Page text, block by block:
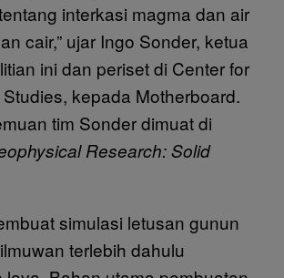
interkasi magma dan air
cair,” ujar Ingo Sonder, ketua
ini dan periset di Center for
kepada Motherboard.
tim Sonder dimuat di
Research: Solid
simulasi letusan gunun
terlebih dahulu